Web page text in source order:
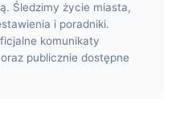
Śledzimy życie miasta,
i poradniki.
komunikaty
publicznie dostępne